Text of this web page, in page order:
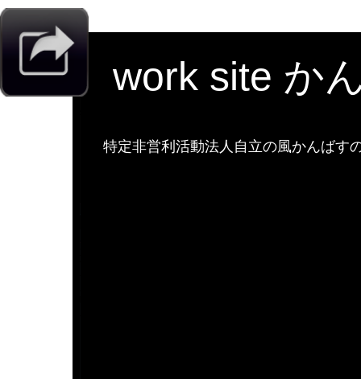
work site か
特定非営利活動法人自立の風かんばす